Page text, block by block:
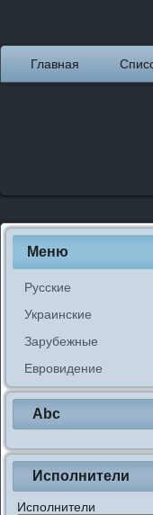
Главная
Меню
Русские
Украинские
Зарубежные
Евровидение
Abc
Исполнители
Исполнители